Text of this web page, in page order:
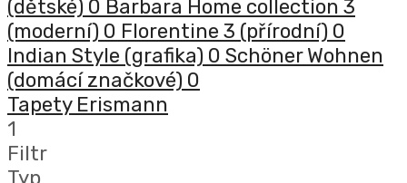
(dětské) 0 Barbara Home collection 3
(moderní) 0 Florentine 3 (přírodní) 0
Indian Style (grafika) 0 Schöner Wohnen
(domácí značkové) 0
Tapety Erismann
1
Filtr